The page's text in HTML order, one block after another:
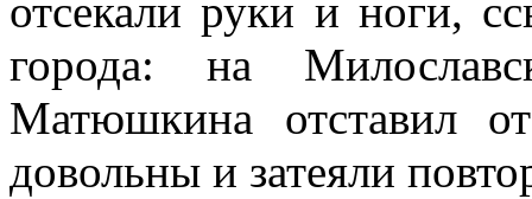
отсекали руки и ноги,
города: на
Матюшкина отставил
довольны и затеяли